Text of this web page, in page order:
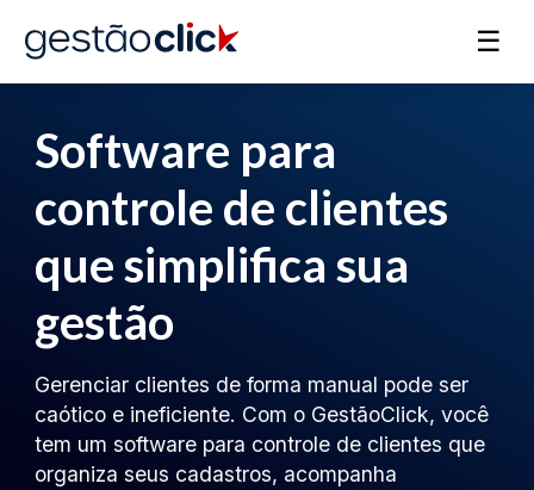
☰
Software para
controle de clientes
que simplifica sua
gestão
Gerenciar clientes de forma manual pode ser
caótico e ineficiente. Com o GestãoClick, você
tem um software para controle de clientes que
organiza seus cadastros, acompanha